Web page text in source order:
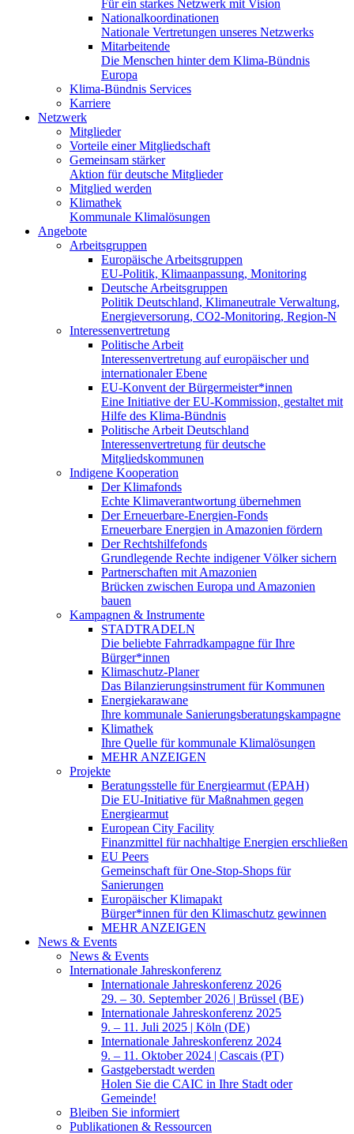
Für ein starkes Netzwerk mit Vision
Nationalkoordinationen
Nationale Vertretungen unseres Netzwerks
Mitarbeitende
Die Menschen hinter dem Klima-Bündnis
Europa
Klima-Bündnis Services
Karriere
Netzwerk
Mitglieder
Vorteile einer Mitgliedschaft
Gemeinsam stärker
Aktion für deutsche Mitglieder
Mitglied werden
Klimathek
Kommunale Klimalösungen
Angebote
Arbeitsgruppen
Europäische Arbeitsgruppen
EU-Politik, Klimaanpassung, Monitoring
Deutsche Arbeitsgruppen
Politik Deutschland, Klimaneutrale Verwaltung,
Energieversorung, CO2-Monitoring, Region-N
Interessenvertretung
Politische Arbeit
Interessenvertretung auf europäischer und
internationaler Ebene
EU-Konvent der Bürgermeister*innen
Eine Initiative der EU-Kommission, gestaltet mit
Hilfe des Klima-Bündnis
Politische Arbeit Deutschland
Interessenvertretung für deutsche
Mitgliedskommunen
Indigene Kooperation
Der Klimafonds
Echte Klimaverantwortung übernehmen
Der Erneuerbare-Energien-Fonds
Erneuerbare Energien in Amazonien fördern
Der Rechtshilfefonds
Grundlegende Rechte indigener Völker sichern
Partnerschaften mit Amazonien
Brücken zwischen Europa und Amazonien
bauen
Kampagnen & Instrumente
STADTRADELN
Die beliebte Fahrradkampagne für Ihre
Bürger*innen
Klimaschutz-Planer
Das Bilanzierungsinstrument für Kommunen
Energiekarawane
Ihre kommunale Sanierungsberatungskampagne
Klimathek
Ihre Quelle für kommunale Klimalösungen
MEHR ANZEIGEN
Projekte
Beratungsstelle für Energiearmut (EPAH)
Die EU-Initiative für Maßnahmen gegen
Energiearmut
European City Facility
Finanzmittel für nachhaltige Energien erschließen
EU Peers
Gemeinschaft für One-Stop-Shops für
Sanierungen
Europäischer Klimapakt
Bürger*innen für den Klimaschutz gewinnen
MEHR ANZEIGEN
News & Events
News & Events
Internationale Jahreskonferenz
Internationale Jahreskonferenz 2026
29. – 30. September 2026 | Brüssel (BE)
Internationale Jahreskonferenz 2025
9. – 11. Juli 2025 | Köln (DE)
Internationale Jahreskonferenz 2024
9. – 11. Oktober 2024 | Cascais (PT)
Gastgeberstadt werden
Holen Sie die CAIC in Ihre Stadt oder
Gemeinde!
Bleiben Sie informiert
Publikationen & Ressourcen